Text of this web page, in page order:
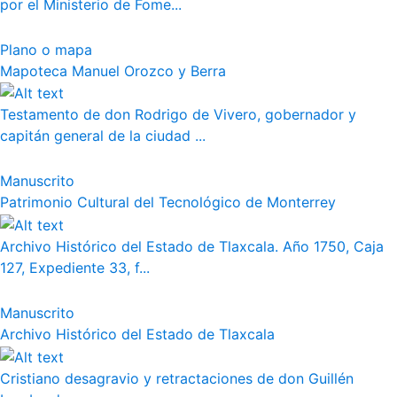
por el Ministerio de Fome...
Plano o mapa
Mapoteca Manuel Orozco y Berra
Testamento de don Rodrigo de Vivero, gobernador y
capitán general de la ciudad ...
Manuscrito
Patrimonio Cultural del Tecnológico de Monterrey
Archivo Histórico del Estado de Tlaxcala. Año 1750, Caja
127, Expediente 33, f...
Manuscrito
Archivo Histórico del Estado de Tlaxcala
Cristiano desagravio y retractaciones de don Guillén